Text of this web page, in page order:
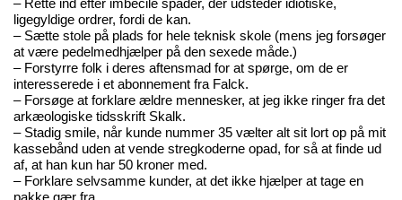
– Rette ind efter imbecile spader, der udsteder idiotiske,
ligegyldige ordrer, fordi de kan.
– Sætte stole på plads for hele teknisk skole (mens jeg forsøger
at være pedelmedhjælper på den sexede måde.)
– Forstyrre folk i deres aftensmad for at spørge, om de er
interesserede i et abonnement fra Falck.
– Forsøge at forklare ældre mennesker, at jeg ikke ringer fra det
arkæologiske tidsskrift Skalk.
– Stadig smile, når kunde nummer 35 vælter alt sit lort op på mit
kassebånd uden at vende stregkoderne opad, for så at finde ud
af, at han kun har 50 kroner med.
– Forklare selvsamme kunder, at det ikke hjælper at tage en